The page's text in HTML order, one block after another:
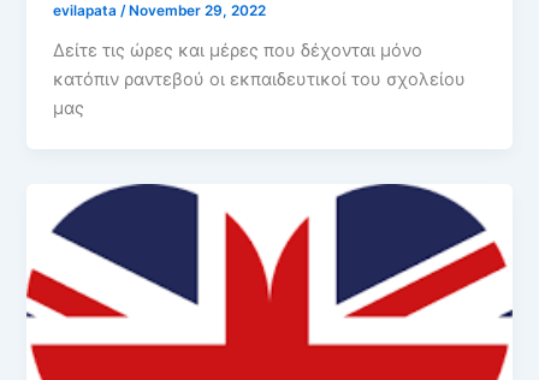
evilapata/November 29, 2022
Δείτε τις ώρες και μέρες που δέχονται μόνο
κατόπιν ραντεβού οι εκπαιδευτικοί του σχολείου
μας